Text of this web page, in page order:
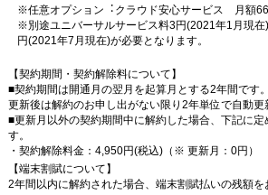
※任意オプション︓クラウド安心サービス 月額
※別途ユニバーサルサービス料3円(2021年1月現在
円(2021年7月現在)が必要となります。
【契約期間・契約解除料について】
■契約期間は開通月の翌月を起算月とする2年間です
更新後は解約のお申し出がない限り2年単位で自動更
■更新月以外の契約期間中に解約した場合、下記に定
す。
・契約解除料金：4,950円(税込)（※ 更新月：0円）
【端末割賦について】
2年間以内に解約された場合、端末割賦払いの残額を